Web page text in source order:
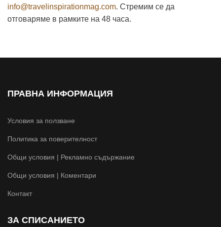
info@travelinspirationmag.com. Стремим се да
отговаряме в рамките на 48 часа.
ПРАВНА ИНФОРМАЦИЯ
Условия за ползване
Политика за поверителност
Общи условия | Рекламно съдържание
Общи условия | Коментари
Контакт
ЗА СПИСАНИЕТО